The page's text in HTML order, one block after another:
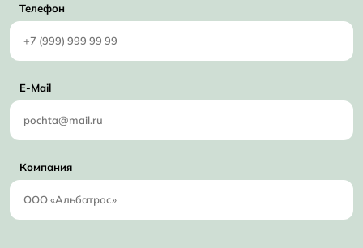
Телефон
E-Mail
Компания